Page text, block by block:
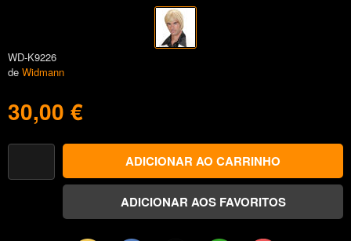
WD-K9226
de Widmann
30,00 €